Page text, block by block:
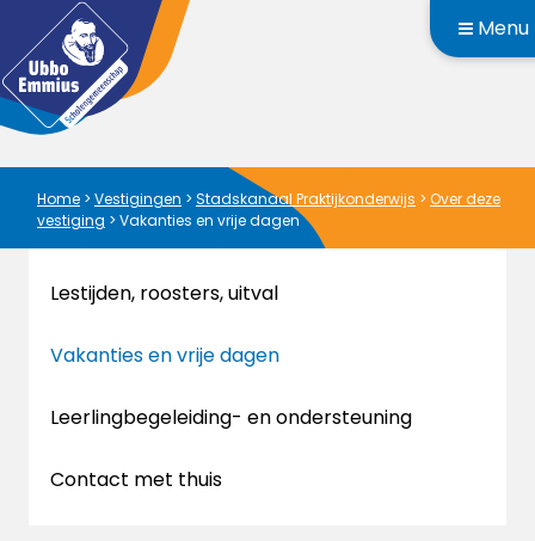
Menu
Home > Vestigingen > Stadskanaal Praktijkonderwijs > Over deze
vestiging > Vakanties en vrije dagen
Lestijden, roosters, uitval
Vakanties en vrije dagen
Leerlingbegeleiding- en ondersteuning
Contact met thuis